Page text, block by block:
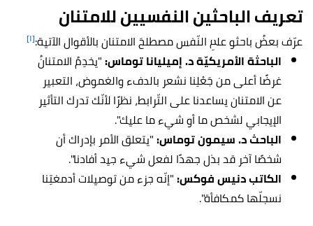
تعريف الباحثين النفسيين للامتنان
عرّف بعضُ باحثو علمِ النّفس مصطلحَ الامتنان بالأقوال الآتية:[١]
الباحثة الأمريكيّة د. إميليانا توماس:"يخدِمُ الامتنانُ
غرضًا أعلى من جَعْلِنا نشعر بالدفء والغموض، التعبير
عن الامتنان يساعدنا على التّرابط، نظرًا لأنّك تدرك التأثير
الإيجابي لشخص ما أو شيء ما عليك".
الباحث د. سيمون توماس:"يتعلق الأمر بإدراك أن
شخصًا آخر قد بذل جهدًا لفعل شيء جيد أفادنا".
الكاتب دنيس فوكس:"إنّه جزء من توصيلات أدمغتِنا
نسجلّها كمكافأة".